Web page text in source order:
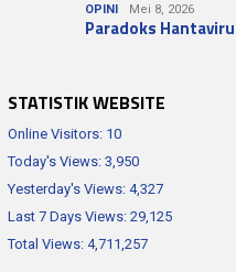
OPINI Mei 8, 2026
Paradoks
STATISTIK WEBSITE
Online Visitors: 10
Today's Views: 3,950
Yesterday's Views: 4,327
Last 7 Days Views: 29,125
Total Views: 4,711,257